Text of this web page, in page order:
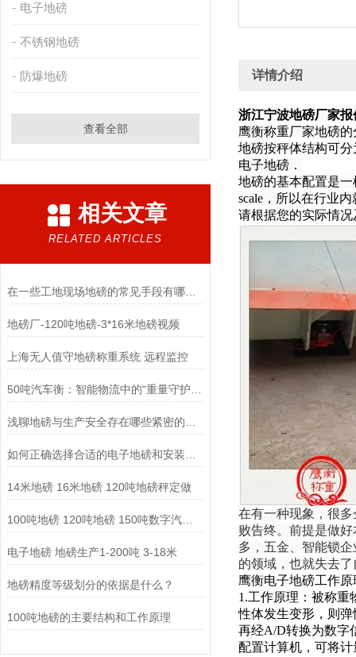
电子地磅
不锈钢地磅
防爆地磅
查看全部
相关文章
RELATED ARTICLES
在一些工地现场地磅的常见手段有哪些？
地磅厂-120吨地磅-3*16米地磅视频
上海无人值守地磅称重系统 远程监控
14米地磅 16米地磅 120吨地磅秤定做
100吨地磅 120吨地磅 150吨数字汽车衡厂家
电子地磅 地磅生产1-200吨 3-18米
地磅精度等级划分的依据是什么？
100吨地磅的主要结构和工作原理
详情介绍
浙江宁波地磅厂家报
鹰衡称重厂家地
地磅按秤体结构可分
电子地磅．
地磅的基本配置是
scale，所以在行业
请根据您的实际情
在有一种现象，很
败告终。前提是做
多，五金、智能锁
的领域，也就失去
鹰衡电子地磅工作
1.工作原理： 被称重
性体发生变形，则
再经A/D转换为数字
配置计算机，可将